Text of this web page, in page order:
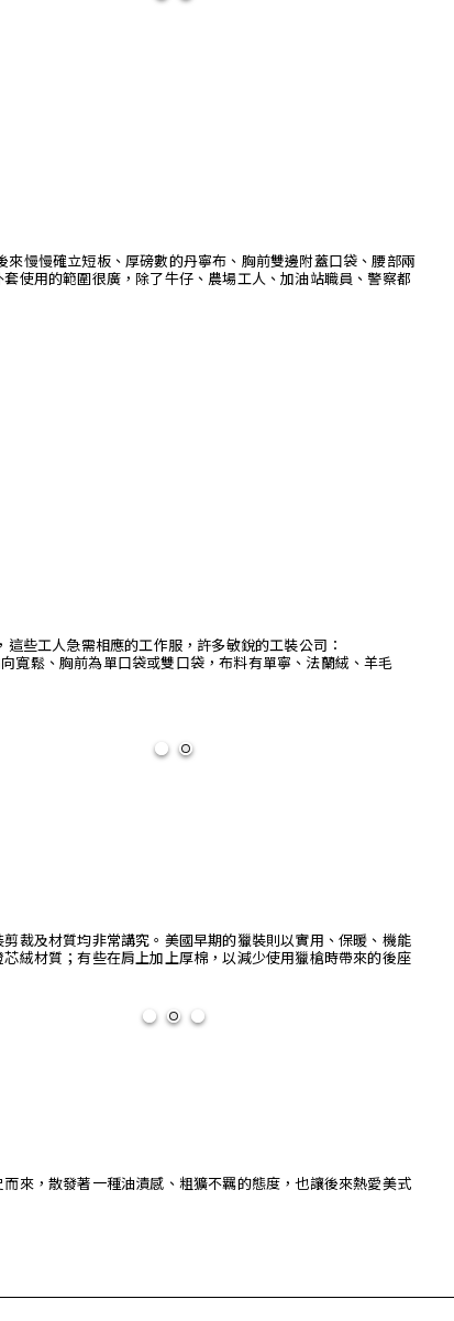
慢慢確立短板、厚磅數的丹寧布、胸前雙邊附蓋口袋、腰部兩
使用的範圍很廣，除了牛仔、農場工人、加油站職員、警察都
些工人急需相應的工作服，許多敏銳的工裝公司：
鬆、胸前為單口袋或雙口袋，布料有單寧、法蘭絨、羊毛
裁及材質均非常講究。美國早期的獵裝則以實用、保暖、機能
絨材質；有些在肩上加上厚棉，以減少使用獵槍時帶來的後座
來，散發著一種油漬感、粗獷不羈的態度，也讓後來熱愛美式